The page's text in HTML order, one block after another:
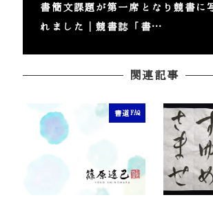
書簡文課題が第一席となり競書に
れました｜競書誌「書…
関連記事
書道FAQ